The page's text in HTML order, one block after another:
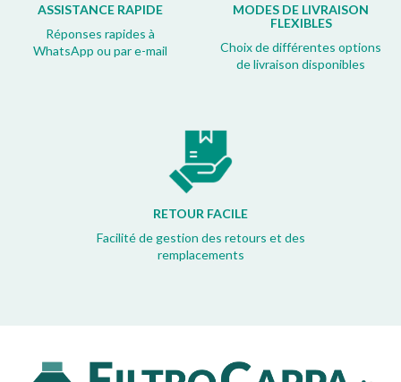
ASSISTANCE RAPIDE
Réponses rapides à
WhatsApp ou par e-mail
MODES DE LIVRAISON
FLEXIBLES
Choix de différentes options
de livraison disponibles
RETOUR FACILE
Facilité de gestion des retours et des
remplacements